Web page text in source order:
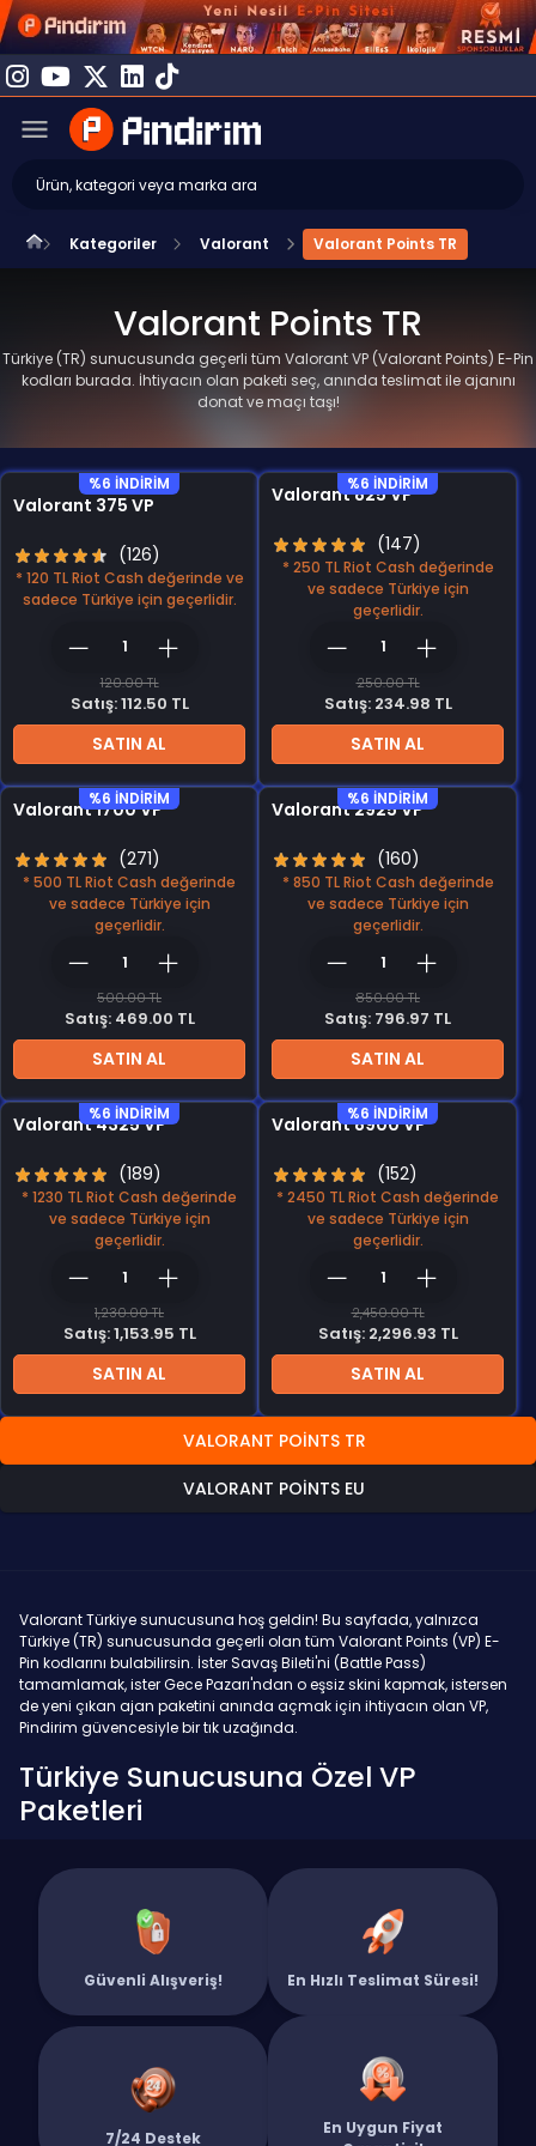
Kategoriler Valorant Valorant Points TR
Valorant Points TR
Türkiye (TR) sunucusunda geçerli tüm Valorant VP (Valorant Points) E-Pin
kodları burada. İhtiyacın olan paketi seç, anında teslimat ile ajanını
donat ve maçı taşı!
%6 INDIRIM
Valorant 375 VP
(126)
* 120 TL Riot Cash değerinde ve
sadece Türkiye için geçerlidir.
120.00 TL
Satış: 112.50 TL
SATIN AL
%6 INDIRIM
Valorant 825 VP
(147)
* 250 TL Riot Cash değerinde
ve sadece Türkiye için
geçerlidir.
250.00 TL
Satış: 234.98 TL
SATIN AL
%6 INDIRIM
Valorant 1700 VP
(271)
* 500 TL Riot Cash değerinde
ve sadece Türkiye için
geçerlidir.
500.00 TL
Satış: 469.00 TL
SATIN AL
%6 INDIRIM
Valorant 2925 VP
(160)
* 850 TL Riot Cash değerinde
ve sadece Türkiye için
geçerlidir.
850.00 TL
Satış: 796.97 TL
SATIN AL
%6 INDIRIM
Valorant 4325 VP
(189)
* 1230 TL Riot Cash değerinde
ve sadece Türkiye için
geçerlidir.
1,230.00 TL
Satış: 1,153.95 TL
SATIN AL
%6 INDIRIM
Valorant 8900 VP
(152)
* 2450 TL Riot Cash değerinde
ve sadece Türkiye için
geçerlidir.
2,450.00 TL
Satış: 2,296.93 TL
SATIN AL
VALORANT POINTS TR
VALORANT POINTS EU
Valorant Türkiye sunucusuna hoş geldin! Bu sayfada, yalnızca
Türkiye (TR) sunucusunda geçerli olan tüm Valorant Points (VP) E-
Pin kodlarını bulabilirsin. İster Savaş Bileti'ni (Battle Pass)
tamamlamak, ister Gece Pazarı'ndan o eşsiz skini kapmak, istersen
de yeni çıkan ajan paketini anında açmak için ihtiyacın olan VP,
Pindirim güvencesiyle bir tık uzağında.
Türkiye Sunucusuna Özel VP
Paketleri
Pindirim olarak, küçük bir takviyeden büyük koleksiyon paketlerine
kadar her ihtiyaca yönelik VP seçenekleri sunuyoruz. Aşağıda
listelenen 375 VP, 825 VP, 1700 VP, 2925 VP, 4325 VP ve 8900 VP gibi
tüm ürünlerimiz, Riot Games Türkiye tarafından yetkilendirilmiş olup,
kodunuzu aktifleştirdiğiniz an hesabınıza yansır.
Neden Pindirim'i Tercih Etmelisin?
TR Sunucusuna Özel Kodlar: Sattığımız tüm VP kodları,
doğrudan Türkiye sunucusunda çalışacak şekilde garantilidir.
Yanlış bölge kodu alma riskin olmaz.
Güvenli Alışveriş! En Hızlı Teslimat Süresi!
7/24 Destek
En Uygun Fiyat